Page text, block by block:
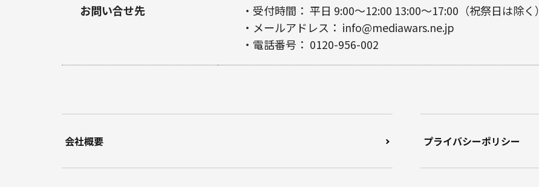
お問い合せ先
・受付時間： 平日 9:00～12:00 13:00～17:00（祝祭日は除く）
・メールアドレス： info@mediawars.ne.jp
・電話番号： 0120-956-002
会社概要 プライバシーポリシー